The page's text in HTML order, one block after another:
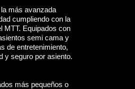
más avanzada
cumpliendo con la
MTT. Equipados con
semi cama y
de entretenimiento,
y seguro por asiento.
más pequeños o